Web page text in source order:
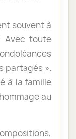
souvent à
Avec toute
partagés ».
à la famille
au